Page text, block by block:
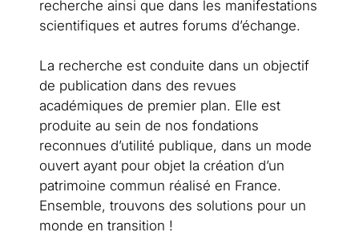
recherche ainsi que dans les manifestations
scientifiques et autres forums d’échange.
La recherche est conduite dans un objectif
de publication dans des revues
académiques de premier plan. Elle est
produite au sein de nos fondations
reconnues d’utilité publique, dans un mode
ouvert ayant pour objet la création d’un
patrimoine commun réalisé en France.
Ensemble, trouvons des solutions pour un
monde en transition !